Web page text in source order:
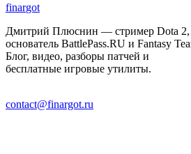
finargot
Дмитрий Плюснин — стример Dota 2,
основатель BattlePass.RU и Fantasy
Блог, видео, разборы патчей и
бесплатные игровые утилиты.
contact@finargot.ru